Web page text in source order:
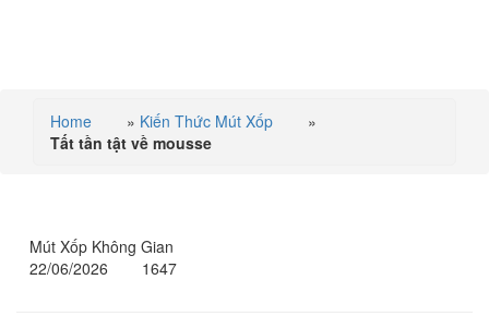
Home » Kiến Thức Mút Xốp
»
Tất tần tật về mousse
Mút Xốp Không Gian
22/06/2026
1647